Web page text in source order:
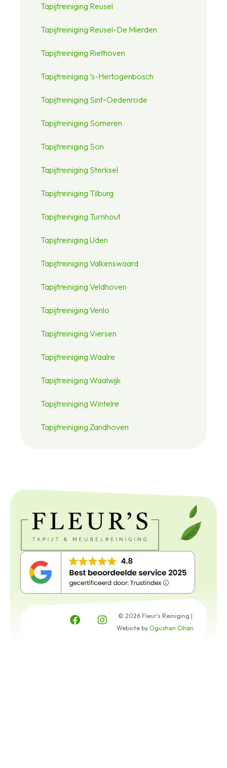
Tapijtreiniging Reusel
Tapijtreiniging Reusel-De Mierden
Tapijtreiniging Riethoven
Tapijtreiniging ‘s-Hertogenbosch
Tapijtreiniging Sint-Oedenrode
Tapijtreiniging Someren
Tapijtreiniging Son
Tapijtreiniging Sterksel
Tapijtreiniging Tilburg
Tapijtreiniging Turnhout
Tapijtreiniging Uden
Tapijtreiniging Valkenswaard
Tapijtreiniging Veldhoven
Tapijtreiniging Venlo
Tapijtreiniging Viersen
Tapijtreiniging Waalre
Tapijtreiniging Waalwijk
Tapijtreiniging Wintelre
Tapijtreiniging Zandhoven
© 2026 Fleur's Reiniging |
Website by Oguzhan Cihan